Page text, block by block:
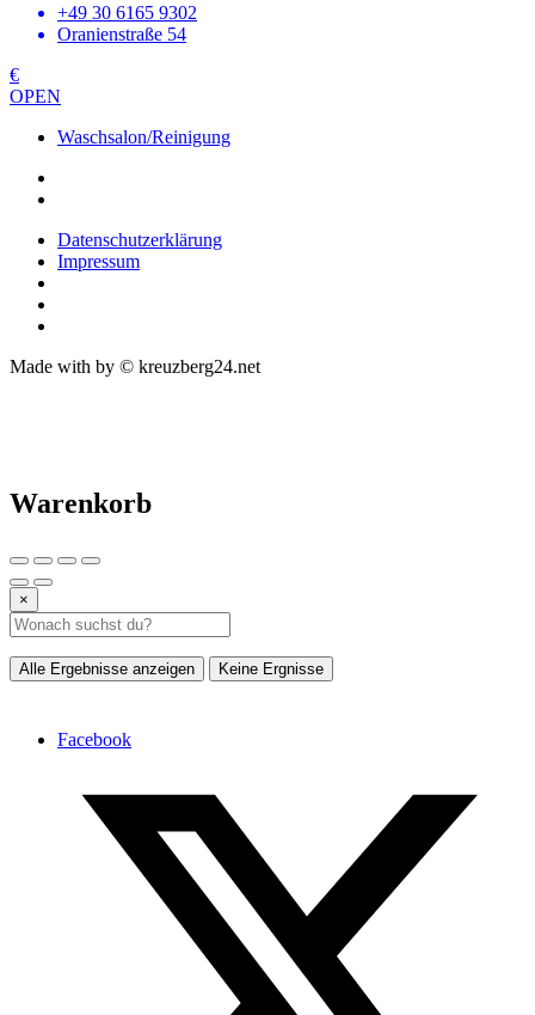
+49 30 6165 9302
Oranienstraße 54
€
OPEN
Waschsalon/Reinigung
Datenschutzerklärung
Impressum
Made with by © kreuzberg24.net
Warenkorb
×
Alle Ergebnisse anzeigen Keine Ergnisse
Facebook